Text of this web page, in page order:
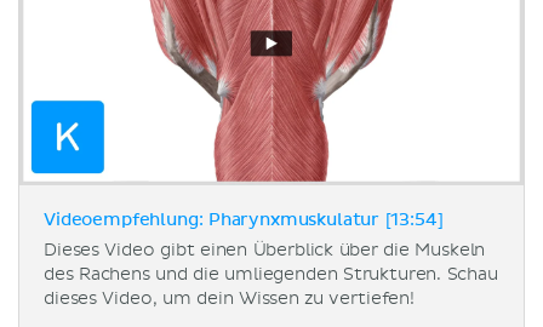
Videoempfehlung: Pharynxmuskulatur [13:54]
Dieses Video gibt einen Überblick über die Muskeln
des Rachens und die umliegenden Strukturen. Schau
dieses Video, um dein Wissen zu vertiefen!